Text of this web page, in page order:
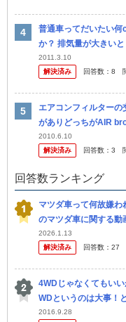
普通車ってだいたい
か？ 排気量が大きい
かすいませんo(＞＜)o
2011.3.10
解決済み
回答数： 8
エアコンフィルターの
がありどっちがAIR
い！！ ちなみに車種
0...
2010.6.10
解決済み
回答数： 3
回答数ランキング
マツダ車って何故嫌
のマツダ車に関する動
ヨタ」、「所詮マツダ
2026.1.13
解決済み
回答数： 27
4WDじゃなくてもい
WDというのは大事！
てきました。 どう思い
2016.9.28